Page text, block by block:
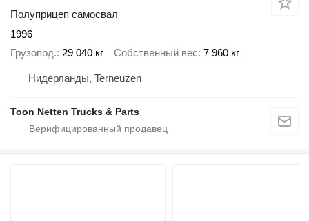
Полуприцеп самосвал
1996
Грузопод. 29 040 кг Собственный вес 7 960 кг
Нидерланды, Terneuzen
Toon Netten Trucks & Parts